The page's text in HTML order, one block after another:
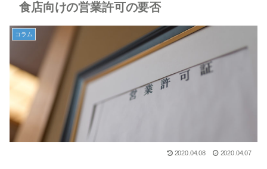
食店向けの営業許可の要否
コラム
2020.04.08 2020.04.07